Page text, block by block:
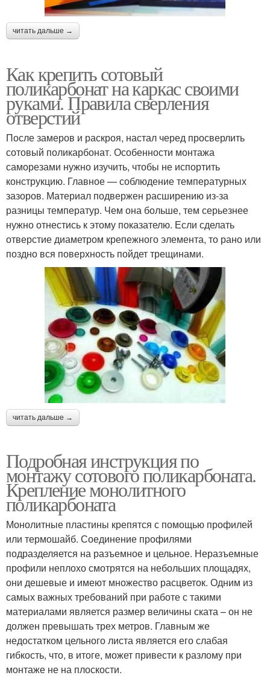
читать дальше →
Как крепить сотовый
поликарбонат на каркас своими
руками. Правила сверления
отверстий
После замеров и раскроя, настал черед просверлить
сотовый поликарбонат. Особенности монтажа
саморезами нужно изучить, чтобы не испортить
конструкцию. Главное — соблюдение температурных
зазоров. Материал подвержен расширению из-за
разницы температур. Чем она больше, тем серьезнее
нужно отнестись к этому показателю. Если сделать
отверстие диаметром крепежного элемента, то рано или
поздно вся поверхность пойдет трещинами.
читать дальше →
Подробная инструкция по
монтажу сотового поликарбоната.
Крепление монолитного
поликарбоната
Монолитные пластины крепятся с помощью профилей
или термошайб. Соединение профилями
подразделяется на разъемное и цельное. Неразъемные
профили неплохо смотрятся на небольших площадях,
они дешевые и имеют множество расцветок. Одним из
самых важных требований при работе с такими
материалами является размер величины ската – он не
должен превышать трех метров. Главным же
недостатком цельного листа является его слабая
гибкость, что, в итоге, может привести к разлому при
монтаже не на плоскости.